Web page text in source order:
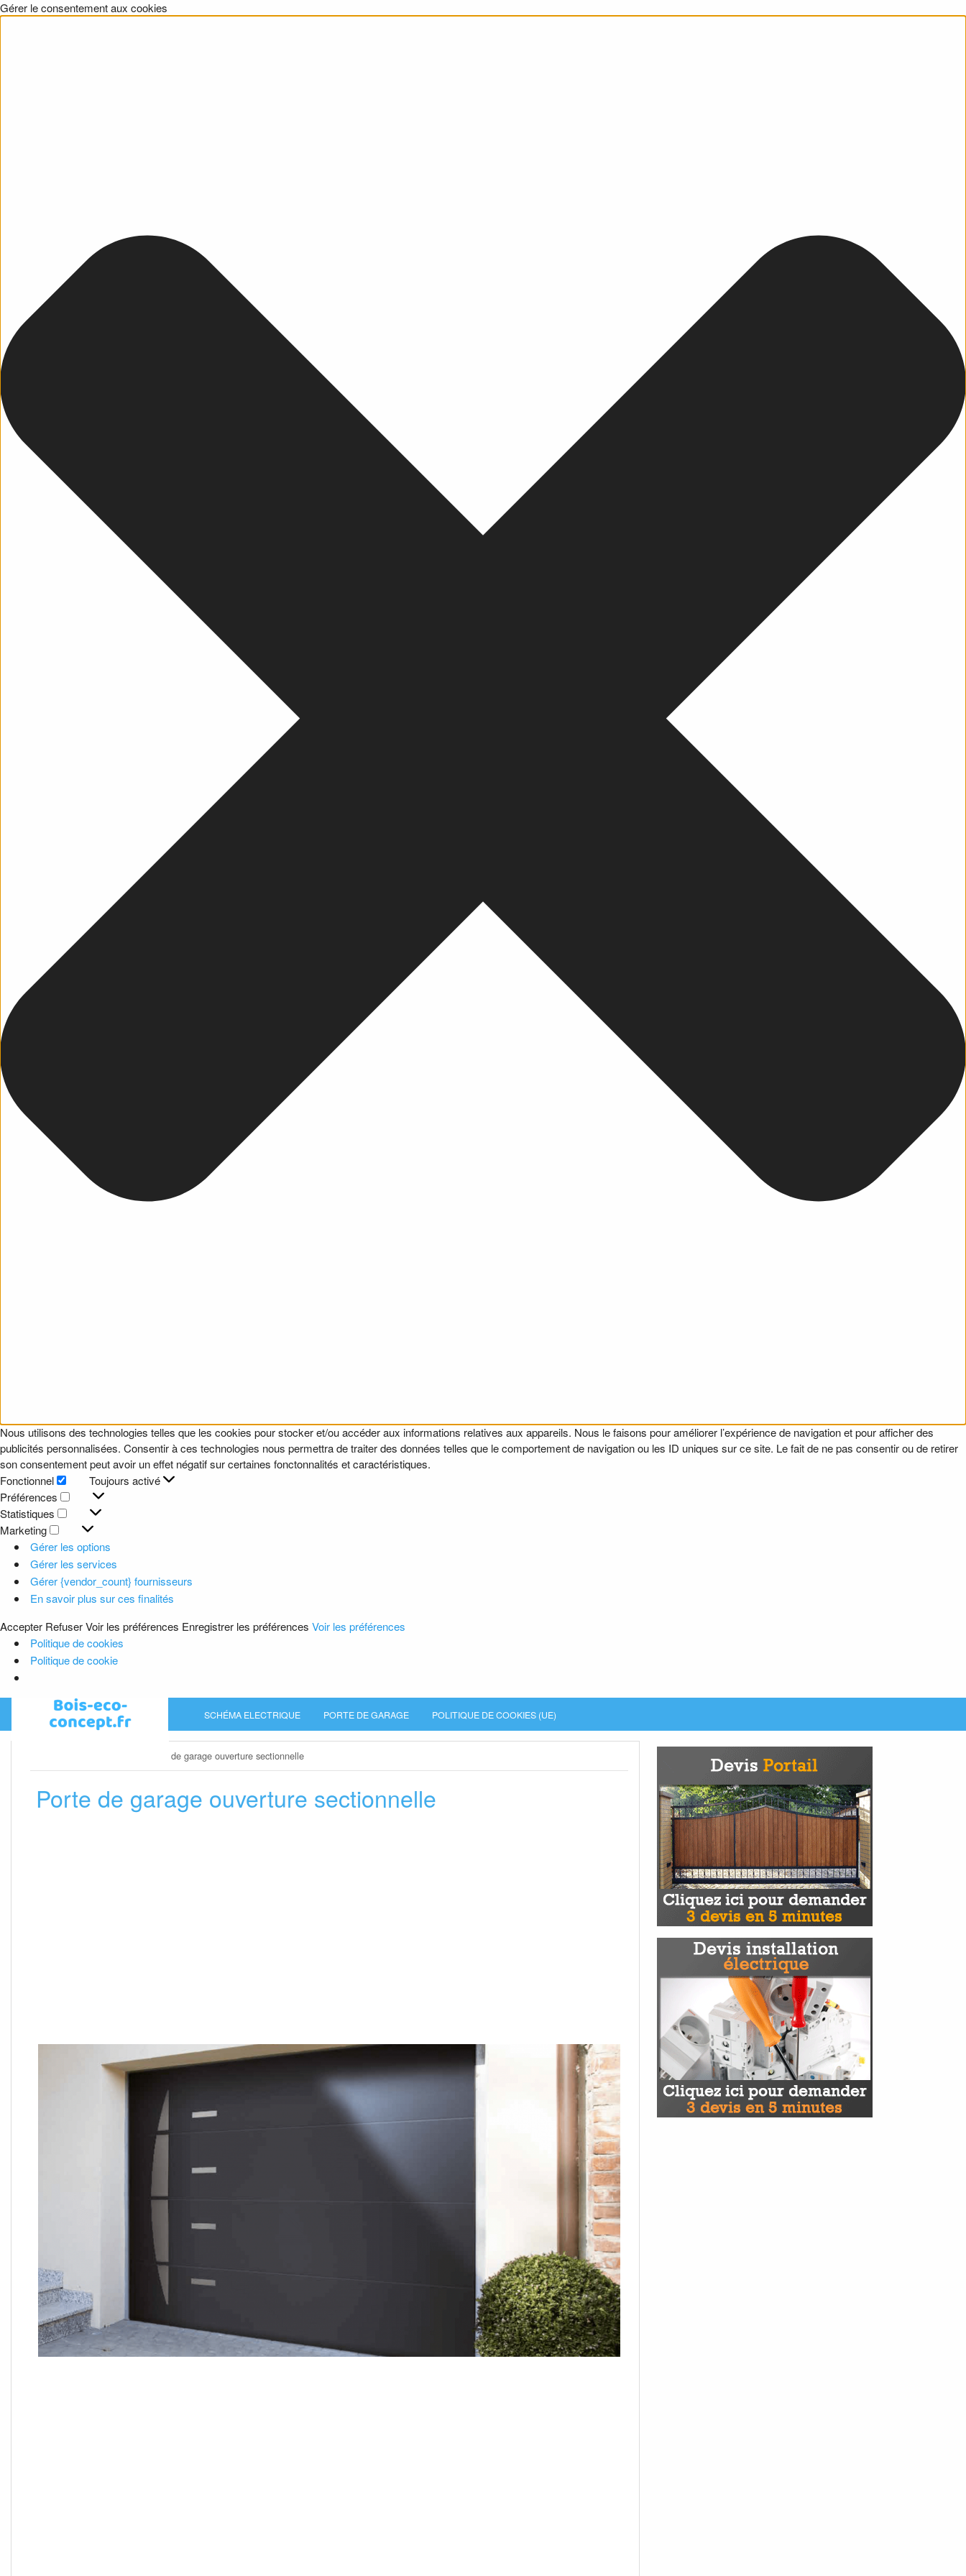
Gérer le consentement aux cookies
Nous utilisons des technologies telles que les cookies pour stocker et/ou accéder aux informations relatives aux appareils. Nous le faisons pour améliorer l’expérience de navigation et pour afficher des
publicités personnalisées. Consentir à ces technologies nous permettra de traiter des données telles que le comportement de navigation ou les ID uniques sur ce site. Le fait de ne pas consentir ou de retirer
son consentement peut avoir un effet négatif sur certaines fonctonnalités et caractéristiques.
Fonctionnel
Fonctionnel
Toujours activé
Préférences
Préférences
Statistiques
Statistiques
Marketing
Marketing
Gérer les options
Gérer les services
Gérer {vendor_count} fournisseurs
En savoir plus sur ces finalités
Accepter RefuserVoir les préférences Enregistrer les préférences Voir les préférences
Politique de cookies
Politique de cookie
SCHÉMA ELECTRIQUE PORTE DE GARAGE POLITIQUE DE COOKIES (UE)
Porte de garage ouverture sectionnelle
Porte de garage ouverture sectionnelle